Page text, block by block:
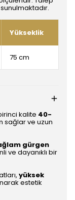
Yükseklik
75 cm
kalite 40-
sağlar ve uzun
gürgen
ve dayanıklı bir
yüksek
estetik